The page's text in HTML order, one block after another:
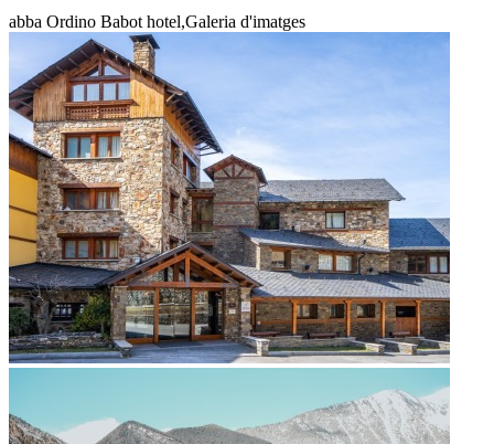
abba Ordino Babot hotel,Galeria d'imatges